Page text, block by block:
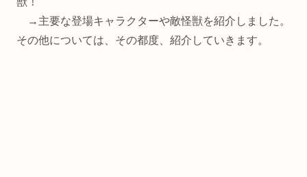
→主要な登場キャラクターや敵怪獣を紹介しました。
その他については、その都度、紹介していきます。